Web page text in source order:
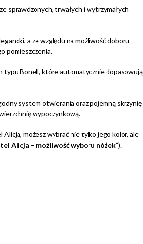
sprawdzonych, trwałych i wytrzymałych
a ze względu na możliwość doboru
pomieszczenia.
typu Bonell, które automatycznie dopasowują
system otwierania oraz pojemną skrzynię
wypoczynkową.
Alicja, możesz wybrać nie tylko jego kolor, ale
Alicja – możliwość wyboru nóżek”).